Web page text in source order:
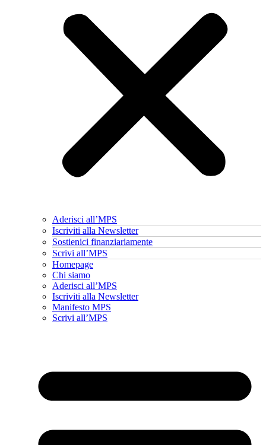
Aderisci all’MPS
Iscriviti alla Newsletter
Sostienici finanziariamente
Scrivi all’MPS
Homepage
Chi siamo
Aderisci all’MPS
Iscriviti alla Newsletter
Manifesto MPS
Scrivi all’MPS